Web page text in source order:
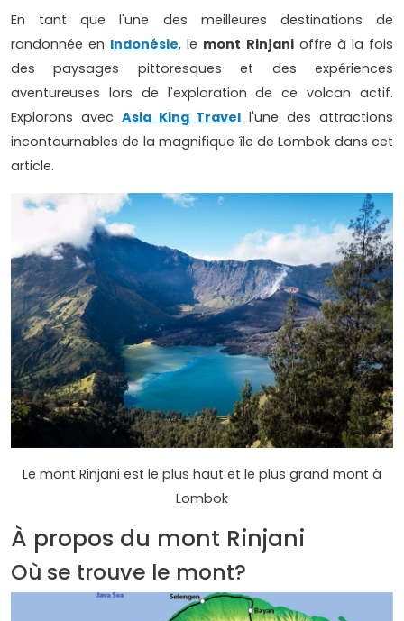
En tant que l'une des meilleures destinations de
randonnée en Indonésie, le mont Rinjanioffre à la fois
des paysages pittoresques et des expériences
aventureuses lors de l'exploration de ce volcan actif.
Explorons avec Asia King Travel l'une des attractions
incontournables de la magnifique île de Lombok dans cet
article.
Le mont Rinjani est le plus haut et le plus grand mont à
Lombok
À propos du mont Rinjani
Où se trouve le mont?